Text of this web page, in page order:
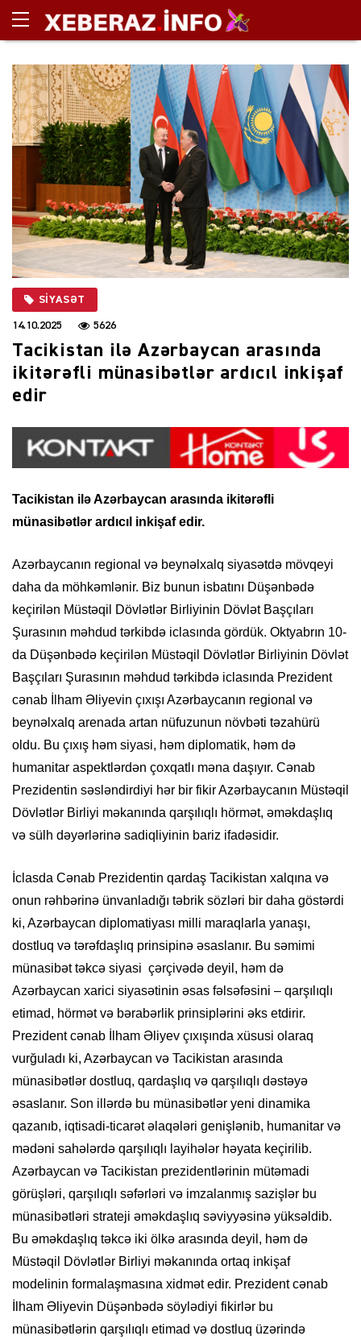
SIYASƏT
14.10.2025 5626
Tacikistan ilə Azərbaycan arasında
ikitərəfli münasibətlər ardıcıl inkişaf
edir
Tacikistan ilə Azərbaycan arasında ikitərəfli
münasibətlər ardıcıl inkişaf edir.
Azərbaycanın regional və beynəlxalq siyasətdə mövqeyi
daha da möhkəmlənir. Biz bunun isbatını Düşənbədə
keçirilən Müstəqil Dövlətlər Birliyinin Dövlət Başçıları
Şurasının məhdud tərkibdə iclasında gördük. Oktyabrın 10-
da Düşənbədə keçirilən Müstəqil Dövlətlər Birliyinin Dövlət
Başçıları Şurasının məhdud tərkibdə iclasında Prezident
cənab İlham Əliyevin çıxışı Azərbaycanın regional və
beynəlxalq arenada artan nüfuzunun növbəti təzahürü
oldu. Bu çıxış həm siyasi, həm diplomatik, həm də
humanitar aspektlərdən çoxqatlı məna daşıyır. Cənab
Prezidentin səsləndirdiyi hər bir fikir Azərbaycanın Müstəqil
Dövlətlər Birliyi məkanında qarşılıqlı hörmət, əməkdaşlıq
və sülh dəyərlərinə sadiqliyinin bariz ifadəsidir.
İclasda Cənab Prezidentin qardaş Tacikistan xalqına və
onun rəhbərinə ünvanladığı təbrik sözləri bir daha göstərdi
ki, Azərbaycan diplomatiyası milli maraqlarla yanaşı,
dostluq və tərəfdaşlıq prinsipinə əsaslanır. Bu səmimi
münasibət təkcə siyasi çərçivədə deyil, həm də
Azərbaycan xarici siyasətinin əsas fəlsəfəsini – qarşılıqlı
etimad, hörmət və bərabərlik prinsiplərini əks etdirir.
Prezident cənab İlham Əliyev çıxışında xüsusi olaraq
vurğuladı ki, Azərbaycan və Tacikistan arasında
münasibətlər dostluq, qardaşlıq və qarşılıqlı dəstəyə
əsaslanır. Son illərdə bu münasibətlər yeni dinamika
qazanıb, iqtisadi-ticarət əlaqələri genişlənib, humanitar və
mədəni sahələrdə qarşılıqlı layihələr həyata keçirilib.
Azərbaycan və Tacikistan prezidentlərinin mütəmadi
görüşləri, qarşılıqlı səfərləri və imzalanmış sazişlər bu
münasibətləri strateji əməkdaşlıq səviyyəsinə yüksəldib.
Bu əməkdaşlıq təkcə iki ölkə arasında deyil, həm də
Müstəqil Dövlətlər Birliyi məkanında ortaq inkişaf
modelinin formalaşmasına xidmət edir. Prezident cənab
İlham Əliyevin Düşənbədə söylədiyi fikirlər bu
münasibətlərin qarşılıqlı etimad və dostluq üzərində